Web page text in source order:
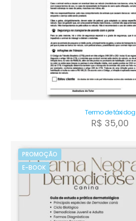
do
produto
Termo de táxi dog
R$ 35,00
PROMOÇÃO
E-BOOK